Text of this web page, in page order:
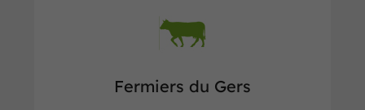
Fermiers du Gers